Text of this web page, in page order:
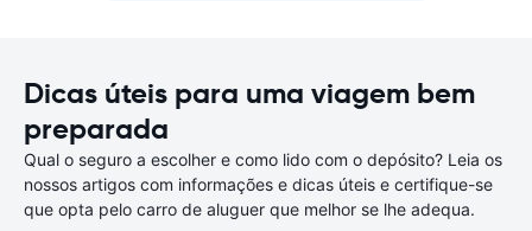
Dicas úteis para uma viagem bem
preparada
Qual o seguro a escolher e como lido com o depósito? Leia os
nossos artigos com informações e dicas úteis e certifique-se
que opta pelo carro de aluguer que melhor se lhe adequa.